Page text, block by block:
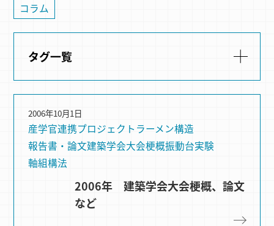
コラム
タグ一覧
産学官連携プロジェクト ラーメン構造
報告書・論文建築学会大会梗概振動台実験
軸組構法
2006年10月1日
2006年 建築学会大会梗概、論文
など